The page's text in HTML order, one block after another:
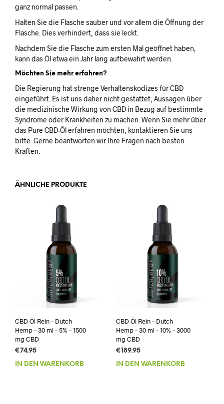
ganz normal passen.
Halten Sie die Flasche sauber und vor allem die Öffnung der
Flasche. Dies verhindert, dass sie leckt.
Nachdem Sie die Flasche zum ersten Mal geöffnet haben,
kann das Öl etwa ein Jahr lang aufbewahrt werden.
Möchten Sie mehr erfahren?
Die Regierung hat strenge Verhaltenskodizes für CBD
eingeführt. Es ist uns daher nicht gestattet, Aussagen über
die medizinische Wirkung von CBD in Bezug auf bestimmte
Syndrome oder Krankheiten zu machen. Wenn Sie mehr über
das Pure CBD-Öl erfahren möchten, kontaktieren Sie uns
bitte. Gerne beantworten wir Ihre Fragen nach besten
Kräften.
ÄHNLICHE PRODUKTE
CBD Öl Rein – Dutch
Hemp – 30 ml – 5% – 1500
mg CBD
€74.95
IN DEN WARENKORB
CBD Öl Rein – Dutch
Hemp – 30 ml – 10% – 3000
mg CBD
€ 189.95
IN DEN WARENKORB